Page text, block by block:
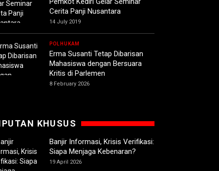
Cerita Panji Nusantara
14 July 2019
POLHUKAM
Erma Susanti Tetap Dibarisan
Mahasiswa dengan Bersuara
Kritis di Parlemen
8 February 2026
KHUSUS
Banjir Informasi, Krisis Verifikasi:
Siapa Menjaga Kebenaran?
19 April 2026